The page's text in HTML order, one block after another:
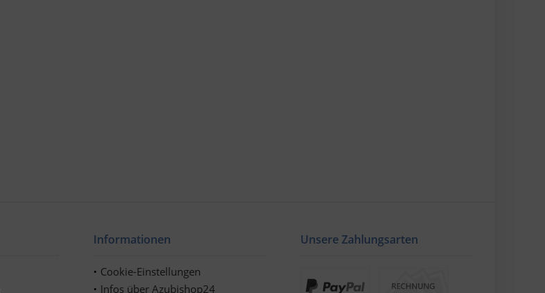
Informationen
Cookie-Einstellungen
Infos über Azubishop24
Unsere Zahlungsarten